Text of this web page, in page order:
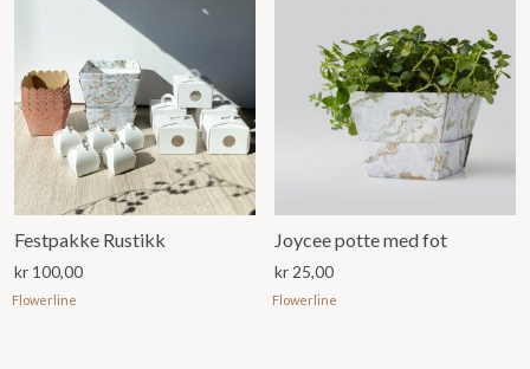
Festpakke Rustikk
kr 100,00
Flowerline
Joycee potte med fot
kr25,00
Flowerline